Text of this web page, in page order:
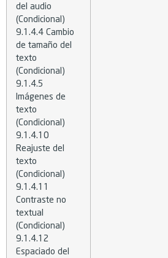
del audio
(Condicional)
9.1.4.4 Cambio
de tamaño del
texto
(Condicional)
9.1.4.5
Imágenes de
texto
(Condicional)
9.1.4.10
Reajuste del
texto
(Condicional)
9.1.4.11
Contraste no
textual
(Condicional)
9.1.4.12
Espaciado del